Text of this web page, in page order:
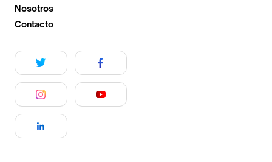
Nosotros
Contacto